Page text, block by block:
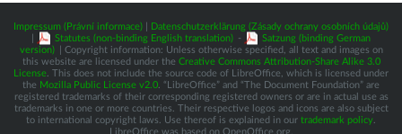
Impressum (Právní informace)
Datenschutzerklärung (Zásady ochrany osobních údajů)
Statutes (non-binding English translation) -
Satzung (binding German
version)
| Copyright information: Unless otherwise specified, all text and images on
this website are licensed under the Creative Commons Attribution-Share Alike 3.0
License . This does not include the source code of LibreOffice, which is licensed under
the Mozilla Public License v2.0 . “LibreOffice” and “The Document Foundation” are
registered trademarks of their corresponding registered owners or are in actual use as
trademarks in one or more countries. Their respective logos and icons are also subject
to international copyright laws. Use thereof is explained in our trademark policy
LibreOffice was based on OpenOffice.org.